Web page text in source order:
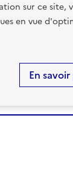
sur ce site,
en vue
En